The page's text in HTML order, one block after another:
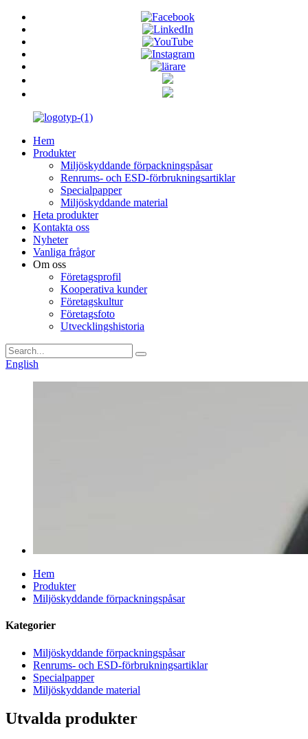
Hem
Produkter
Miljöskyddande förpackningspåsar
Renrums- och ESD-förbrukningsartiklar
Specialpapper
Miljöskyddande material
Heta produkter
Kontakta oss
Nyheter
Vanliga frågor
Om oss
Företagsprofil
Kooperativa kunder
Företagskultur
Företagsfoto
Utvecklingshistoria
English
Hem
Produkter
Miljöskyddande förpackningspåsar
Kategorier
Miljöskyddande förpackningspåsar
Renrums- och ESD-förbrukningsartiklar
Specialpapper
Miljöskyddande material
Utvalda produkter